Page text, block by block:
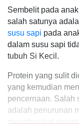
Sembelit pada
salah satunya
susu sapi pada
dalam susu sapi
tubuh Si Kecil.
Protein yang sulit
yang kemudian
pencernaan. Salah
adalah penurunan